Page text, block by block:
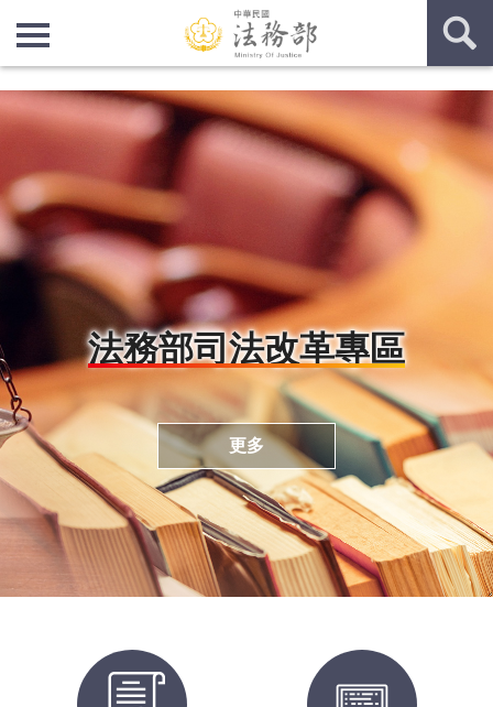
法務部司法改革專區
更多